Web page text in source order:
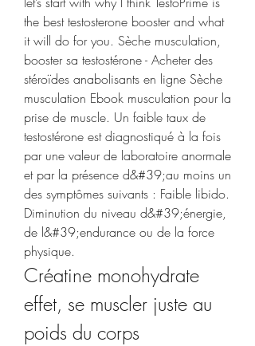
the best testosterone booster and what
it will do for you. Sèche musculation,
booster sa testostérone - Acheter des
stéroïdes anabolisants en ligne Sèche
musculation Ebook musculation pour la
prise de muscle. Un faible taux de
testostérone est diagnostiqué à la fois
par une valeur de laboratoire anormale
et par la présence d&#39;au moins un
des symptômes suivants : Faible libido.
Diminution du niveau d&#39;énergie,
de l&#39;endurance ou de la force
physique.
Créatine monohydrate
effet, se muscler juste au
poids du corps